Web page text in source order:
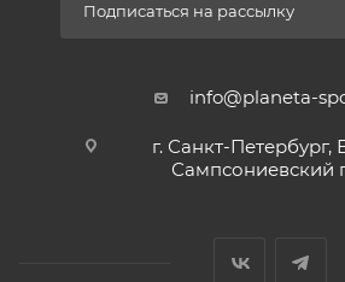
Подписаться на рассылку
info@planeta-
г. Санкт-
Сампсониевский